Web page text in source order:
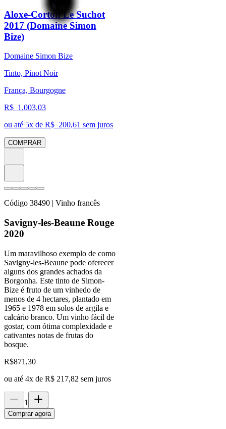
Aloxe-Corton Le Suchot
2017 (Domaine Simon
Bize)
Domaine Simon Bize
Tinto, Pinot Noir
França, Bourgogne
R$ 1.003,03
ou até 5x de R$ 200,61 sem juros
COMPRAR
Código 38490 | Vinho francês
Savigny-les-Beaune Rouge
2020
Um maravilhoso exemplo de como
Savigny-les-Beaune pode oferecer
alguns dos grandes achados da
Borgonha. Este tinto de Simon-
Bize é fruto de um vinhedo de
menos de 4 hectares, plantado em
1965 e 1978 em solos de argila e
calcário branco. Um vinho fácil de
gostar, com ótima complexidade e
cativantes notas de frutas do
bosque.
R$871,30
ou até 4x de R$ 217,82 sem juros
1
Comprar agora